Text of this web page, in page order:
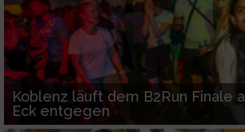
Koblenz läuft dem B2Run Finale
Eck entgegen